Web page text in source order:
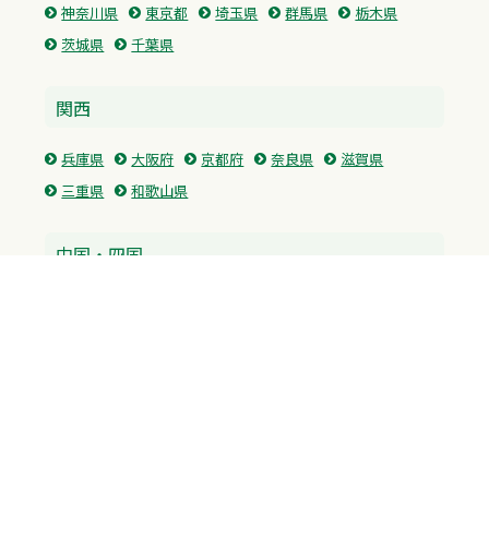
神奈川県 東京都 埼玉県 群馬県
栃木県
茨城県
千葉県
関西
兵庫県 大阪府 京都府 奈良県
滋賀県
三重県
和歌山県
中国・四国